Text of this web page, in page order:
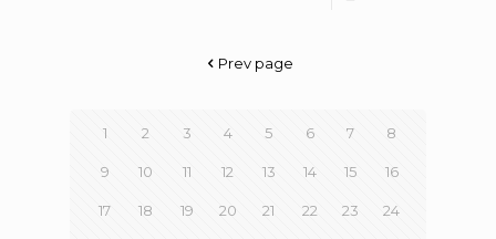
Prev page
1 2 3 4 5 6 7 8
9 10 11 12 13 14 15 16
17 18 19 20 21 22 23 24